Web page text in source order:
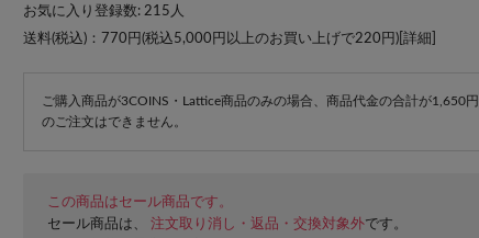
お気に入り登録数: 215 人
送料(税込)：770円(税込5,000円以上のお買い上げで220円)[ 詳細
ご購入商品が3COINS・Lattice商品のみの場合、商品代金の合計が1,650
のご注文はできません。
この商品はセール商品です。
セール商品は、 注文取り消し・返品・交換対象外です。